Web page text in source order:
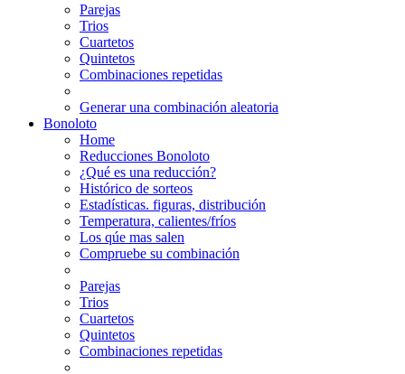
Parejas
Trios
Cuartetos
Quintetos
Combinaciones repetidas
Generar una combinación aleatoria
Bonoloto
Home
Reducciones Bonoloto
¿Qué es una reducción?
Histórico de sorteos
Estadísticas. figuras, distribución
Temperatura, calientes/fríos
Los qúe mas salen
Compruebe su combinación
Parejas
Trios
Cuartetos
Quintetos
Combinaciones repetidas